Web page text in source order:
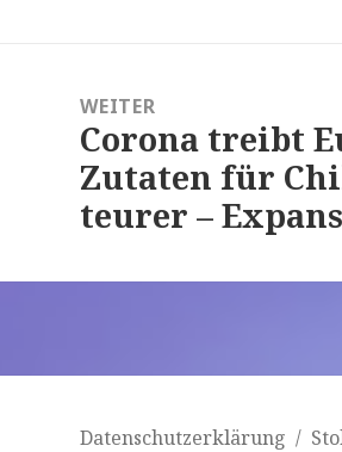
WEITER
Nächster
Beitrag:
Corona treibt
Zutaten für
teurer –
Datenschutzerklärung